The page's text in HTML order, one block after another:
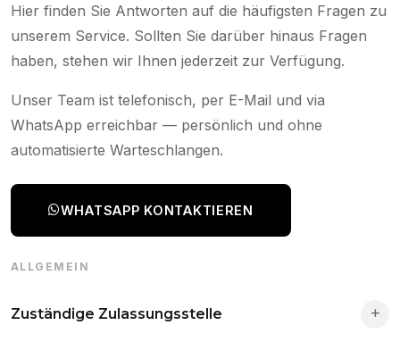
Hier finden Sie Antworten auf die häufigsten Fragen zu
unserem Service. Sollten Sie darüber hinaus Fragen
haben, stehen wir Ihnen jederzeit zur Verfügung.
Unser Team ist telefonisch, per E-Mail und via
WhatsApp erreichbar — persönlich und ohne
automatisierte Warteschlangen.
WHATSAPP KONTAKTIEREN
ALLGEMEIN
Zuständige Zulassungsstelle